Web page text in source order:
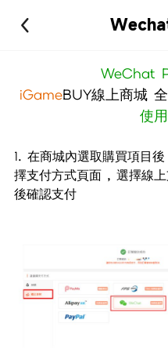
WeChat
iGameBUY線上商城
使
1. 在商城內選取購買項目
擇支付方式頁面 , 選擇線
後確認支付